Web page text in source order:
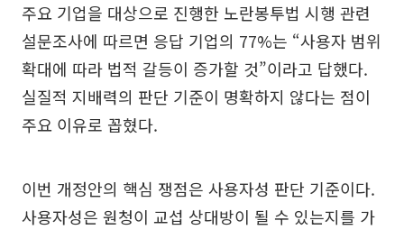
주요 기업을 대상으로 진행한 노란봉투법 시행 관련
설문조사에 따르면 응답 기업의 77%는 “사용자 범위
확대에 따라 법적 갈등이 증가할 것”이라고 답했다.
실질적 지배력의 판단 기준이 명확하지 않다는 점이
주요 이유로 꼽혔다.
이번 개정안의 핵심 쟁점은 사용자성 판단 기준이다.
사용자성은 원청이 교섭 상대방이 될 수 있는지를 가